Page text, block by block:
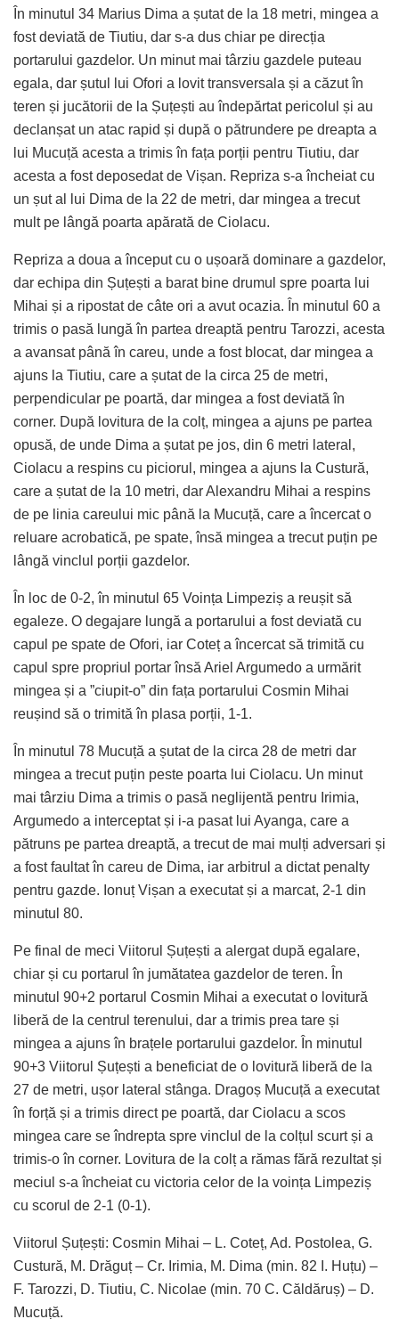
În minutul 34 Marius Dima a șutat de la 18 metri, mingea a
fost deviată de Tiutiu, dar s-a dus chiar pe direcția
portarului gazdelor. Un minut mai târziu gazdele puteau
egala, dar șutul lui Ofori a lovit transversala și a căzut în
teren și jucătorii de la Șuțești au îndepărtat pericolul și au
declanșat un atac rapid și după o pătrundere pe dreapta a
lui Mucuță acesta a trimis în fața porții pentru Tiutiu, dar
acesta a fost deposedat de Vișan. Repriza s-a încheiat cu
un șut al lui Dima de la 22 de metri, dar mingea a trecut
mult pe lângă poarta apărată de Ciolacu.
Repriza a doua a început cu o ușoară dominare a gazdelor,
dar echipa din Șuțești a barat bine drumul spre poarta lui
Mihai și a ripostat de câte ori a avut ocazia. În minutul 60 a
trimis o pasă lungă în partea dreaptă pentru Tarozzi, acesta
a avansat până în careu, unde a fost blocat, dar mingea a
ajuns la Tiutiu, care a șutat de la circa 25 de metri,
perpendicular pe poartă, dar mingea a fost deviată în
corner. După lovitura de la colț, mingea a ajuns pe partea
opusă, de unde Dima a șutat pe jos, din 6 metri lateral,
Ciolacu a respins cu piciorul, mingea a ajuns la Custură,
care a șutat de la 10 metri, dar Alexandru Mihai a respins
de pe linia careului mic până la Mucuță, care a încercat o
reluare acrobatică, pe spate, însă mingea a trecut puțin pe
lângă vinclul porții gazdelor.
În loc de 0-2, în minutul 65 Voința Limpeziș a reușit să
egaleze. O degajare lungă a portarului a fost deviată cu
capul pe spate de Ofori, iar Coteț a încercat să trimită cu
capul spre propriul portar însă Ariel Argumedo a urmărit
mingea și a ”ciupit-o” din fața portarului Cosmin Mihai
reușind să o trimită în plasa porții, 1-1.
În minutul 78 Mucuță a șutat de la circa 28 de metri dar
mingea a trecut puțin peste poarta lui Ciolacu. Un minut
mai târziu Dima a trimis o pasă neglijentă pentru Irimia,
Argumedo a interceptat și i-a pasat lui Ayanga, care a
pătruns pe partea dreaptă, a trecut de mai mulți adversari și
a fost faultat în careu de Dima, iar arbitrul a dictat penalty
pentru gazde. Ionuț Vișan a executat și a marcat, 2-1 din
minutul 80.
Pe final de meci Viitorul Șuțești a alergat după egalare,
chiar și cu portarul în jumătatea gazdelor de teren. În
minutul 90+2 portarul Cosmin Mihai a executat o lovitură
liberă de la centrul terenului, dar a trimis prea tare și
mingea a ajuns în brațele portarului gazdelor. În minutul
90+3 Viitorul Șuțești a beneficiat de o lovitură liberă de la
27 de metri, ușor lateral stânga. Dragoș Mucuță a executat
în forță și a trimis direct pe poartă, dar Ciolacu a scos
mingea care se îndrepta spre vinclul de la colțul scurt și a
trimis-o în corner. Lovitura de la colț a rămas fără rezultat și
meciul s-a încheiat cu victoria celor de la voința Limpeziș
cu scorul de 2-1 (0-1).
Viitorul Șuțești: Cosmin Mihai – L. Coteț, Ad. Postolea, G.
Custură, M. Drăguț – Cr. Irimia, M. Dima (min. 82 I. Huțu) –
F. Tarozzi, D. Tiutiu, C. Nicolae (min. 70 C. Căldăruș) – D.
Mucuță.